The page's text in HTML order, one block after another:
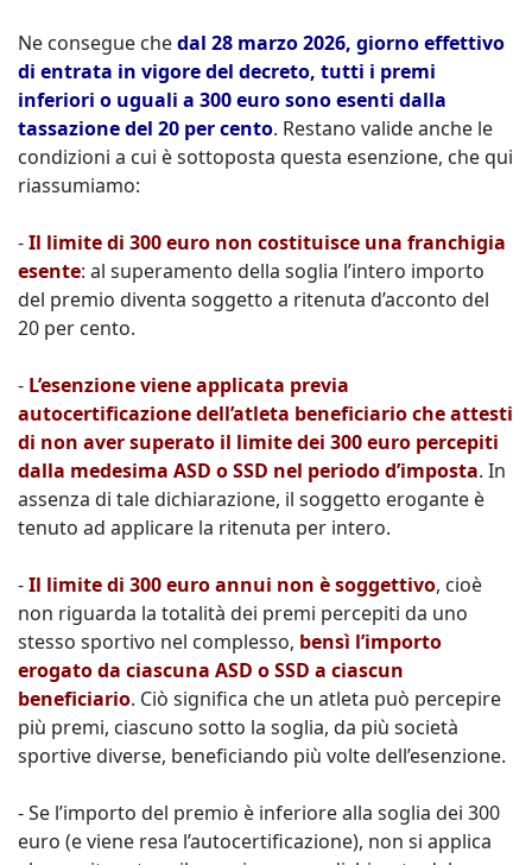
Ne consegue chedal 28 marzo 2026, giorno effettivo
di entrata in vigore del decreto, tutti i premi
inferiori o uguali a 300 euro sono esenti dalla
tassazione del 20 per cento. Restano valide anche le
condizioni a cui è sottoposta questa esenzione, che qui
riassumiamo:
-Il limite di 300 euro non costituisce una franchigia
esente: al superamento della soglia l’intero importo
del premio diventa soggetto a ritenuta d’acconto del
20 per cento.
- L’esenzione viene applicata previa
autocertificazione dell’atleta beneficiario che attesti
di non aver superato il limite dei 300 euro percepiti
dalla medesima ASD o SSD nel periodo d’imposta. In
assenza di tale dichiarazione, il soggetto erogante è
tenuto ad applicare la ritenuta per intero.
-Il limite di 300 euro annui non è soggettivo, cioè
non riguarda la totalità dei premi percepiti da uno
stesso sportivo nel complesso, bensì l’importo
erogato da ciascuna ASD o SSD a ciascun
beneficiario. Ciò significa che un atleta può percepire
più premi, ciascuno sotto la soglia, da più società
sportive diverse, beneficiando più volte dell’esenzione.
- Se l’importo del premio è inferiore alla soglia dei 300
euro (e viene resa l’autocertificazione), non si applica